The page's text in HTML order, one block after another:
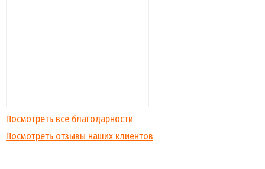
Посмотреть все благодарности
Посмотреть отзывы наших клиентов